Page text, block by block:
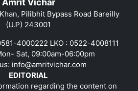
Pilibhit Bypass Road Bareilly
(U.P) 243001
4000222 LKO : 0522-4008111
Sat, 09:00am-06:00pm
info@amritvichar.com
EDITORIAL
regarding the content on